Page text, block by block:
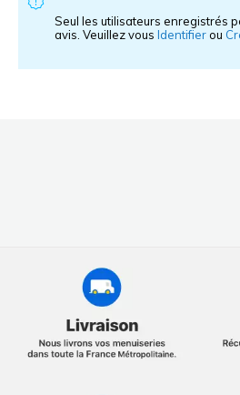
Seul les utilisateurs enregistrés
avis. Veuillez vous Identifierou